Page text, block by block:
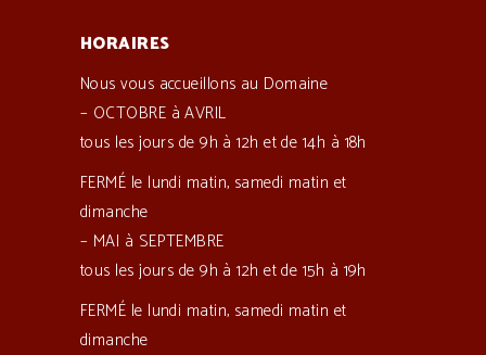
HORAIRES
Nous vous accueillons au Domaine
– OCTOBRE à AVRIL
tous les jours de 9h à 12h et de 14h à 18h
FERMÉ le lundi matin, samedi matin et
dimanche
– MAI à SEPTEMBRE
tous les jours de 9h à 12h et de 15h à 19h
FERMÉ le lundi matin, samedi matin et
dimanche